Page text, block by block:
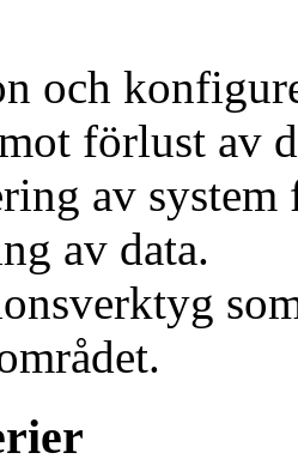
och
förlust av
av system
av data.